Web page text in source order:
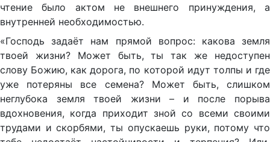
чтение было актом не внешнего принуждения, а
внутренней необходимостью.
«Господь задаёт нам прямой вопрос: какова земля
твоей жизни? Может быть, ты так же недоступен
слову Божию, как дорога, по которой идут толпы и где
уже потеряны все семена? Может быть, слишком
неглубока земля твоей жизни – и после порыва
вдохновения, когда приходит зной со всеми своими
трудами и скорбями, ты опускаешь руки, потому что